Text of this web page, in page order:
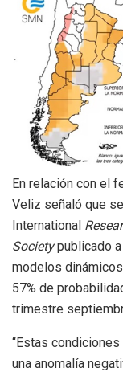
En relación con el
Veliz señaló que
International
Societypublicado
modelos
57% de
trimestre
“Estas
una anomalía